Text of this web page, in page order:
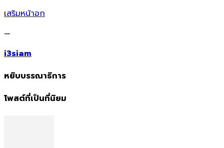
เสริมหน้าอก
—
i3siam
หยิบบรรณาธิการ
โพสต์ที่เป็นที่นิยม